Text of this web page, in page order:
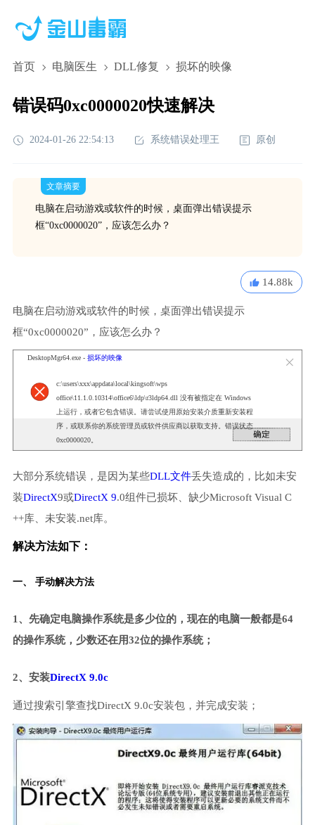
首页 电脑医生 DLL修复 损坏的映像
错误码0xc0000020快速解决
2024-01-26 22:54:13 系统错误处理王 原创
文章摘要
电脑在启动游戏或软件的时候，桌面弹出错误提示
框“0xc0000020”，应该怎么办？
14.88k
电脑在启动游戏或软件的时候，桌面弹出错误提示
框“0xc0000020”，应该怎么办？
DesktopMgr64.exe - 损坏的映像
c:\users\xxx\appdata\local\kingsoft\wps
office\11.1.0.10314\office6\ldp\r3ldp64.dll 没有被指定在 Windows
上运行，或者它包含错误。请尝试使用原始安装介质重新安装程
序，或联系你的系统管理员或软件供应商以获取支持。错误状态
0xc0000020。
大部分系统错误，是因为某些DLL文件丢失造成的，比如未安
装DirectX9或DirectX 9.0组件已损坏、缺少Microsoft Visual C
++库、未安装.net库。
解决方法如下：
一、 手动解决方法
1、先确定电脑操作系统是多少位的，现在的电脑一般都是64
的操作系统，少数还在用32位的操作系统；
2、安装DirectX 9.0c
通过搜索引擎查找DirectX 9.0c安装包，并完成安装；